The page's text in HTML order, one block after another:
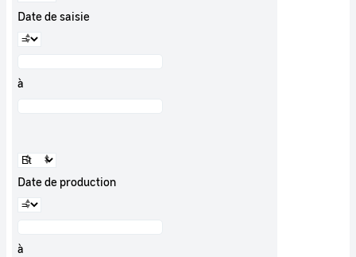
Date de saisie
à
Date de production
à